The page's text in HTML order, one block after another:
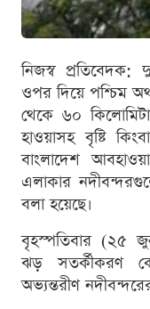
নিজস্ব
ওপর দিয়ে পশ্চিম
থেকে ৬০
হাওয়াসহ বৃষ্টি
বাংলাদেশ
এলাকার
বলা হয়েছে।
বৃহস্পতিবার (২৫
ঝড় সতর্কীকরণ
অভ্যন্তরীণ